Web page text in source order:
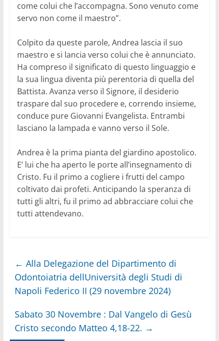
come colui che l’accompagna. Sono venuto come
servo non come il maestro”.
Colpito da queste parole, Andrea lascia il suo
maestro e si lancia verso colui che è annunciato.
Ha compreso il significato di questo linguaggio e
la sua lingua diventa più perentoria di quella del
Battista. Avanza verso il Signore, il desiderio
traspare dal suo procedere e, correndo insieme,
conduce pure Giovanni Evangelista. Entrambi
lasciano la lampada e vanno verso il Sole.
Andrea è la prima pianta del giardino apostolico.
E’ lui che ha aperto le porte all’insegnamento di
Cristo. Fu il primo a cogliere i frutti del campo
coltivato dai profeti. Anticipando la speranza di
tutti gli altri, fu il primo ad abbracciare colui che
tutti attendevano.
← Alla Delegazione del Dipartimento di
Odontoiatria dellUniversità degli Studi di
Napoli Federico II (29 novembre 2024)
Sabato 30 Novembre : Dal Vangelo di Gesù
Cristo secondo Matteo 4,18-22. →